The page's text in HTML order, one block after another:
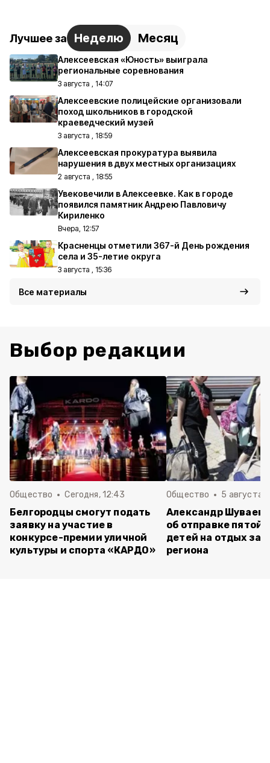
Лучшее за Неделю Месяц
Алексеевская «Юность» выиграла
региональные соревнования
3 августа , 14:07
Алексеевские полицейские организовали
поход школьников в городской
краеведческий музей
3 августа , 18:59
Алексеевская прокуратура выявила
нарушения в двух местных организациях
2 августа , 18:55
Увековечили в Алексеевке. Как в городе
появился памятник Андрею Павловичу
Кириленко
Вчера, 12:57
Красненцы отметили 367-й День рождения
села и 35-летие округа
3 августа , 15:36
Все материалы
Выбор редакции
Общество Сегодня, 12:43
Белгородцы смогут подать
заявку на участие в
конкурсе-премии уличной
культуры и спорта «КАРДО»
Общество 5 августа ,
Александр Шуваев
об отправке пятой
детей на отдых за
региона